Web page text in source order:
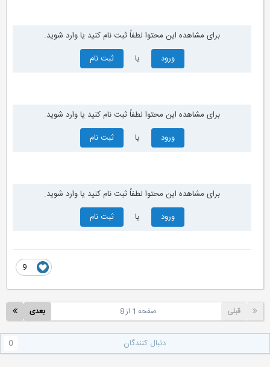
برای مشاهده این محتوا لطفاً ثبت نام کنید یا وارد شوید.
ورود
ثبت نام
برای مشاهده این محتوا لطفاً ثبت نام کنید یا وارد شوید.
ورود
ثبت نام
برای مشاهده این محتوا لطفاً ثبت نام کنید یا وارد شوید.
ورود
ثبت نام
قبلی بعدی صفحه 1 از 8
دنبال کنندگان